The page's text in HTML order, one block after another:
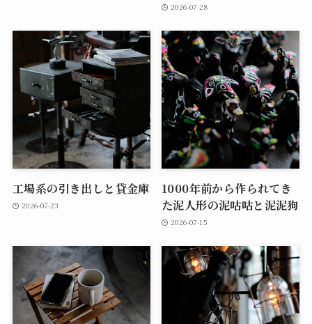
2026-07-28
工場系の引き出しと貸金庫
2026-07-23
1000年前から作られてき
た泥人形の泥咕咕と泥泥狗
2026-07-15